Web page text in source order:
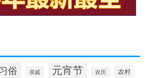
俗 亲戚 元宵节 农历 农村